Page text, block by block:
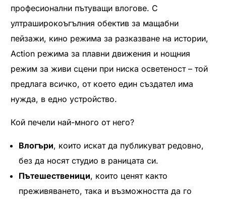
професионални пътуващи влогове. С
ултраширокоъгълния обектив за мащабни
пейзажи, кино режима за разказване на истории,
Action режима за плавни движения и нощния
режим за живи сцени при ниска осветеност – той
предлага всичко, от което един създател има
нужда, в едно устройство.
Кой печели най-много от него?
Влогъри, които искат да публикуват редовно,
без да носят студио в раницата си.
Пътешественици, които ценят както
преживяването, така и възможността да го